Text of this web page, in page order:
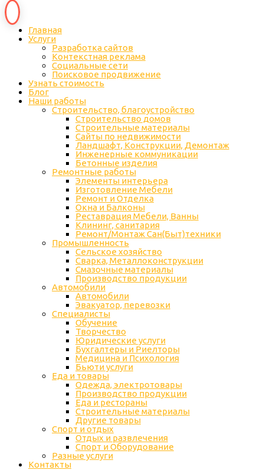
Главная
Услуги
Разработка сайтов
Контекстная реклама
Социальные сети
Поисковое продвижение
Узнать стоимость
Блог
Наши работы
Строительство, благоустройство
Строительство домов
Строительные материалы
Сайты по недвижимости
Ландшафт, Конструкции, Демонтаж
Инженерные коммуникации
Бетонные изделия
Ремонтные работы
Элементы интерьера
Изготовление Мебели
Ремонт и Отделка
Окна и Балконы
Реставрация Мебели, Ванны
Клининг, санитария
Ремонт/Монтаж Сан(Быт)техники
Промышленность
Cельское хозяйство
Сварка, Металлоконструкции
Cмазочные материалы
Производство продукции
Автомобили
Автомобили
Эвакуатор, перевозки
Специалисты
Обучение
Творчество
Юридические услуги
Бухгалтеры и Риелторы
Медицина и Психология
Бьюти услуги
Еда и товары
Одежда, электротовары
Производство продукции
Еда и рестораны
Строительные материалы
Другие товары
Спорт и отдых
Отдых и развлечения
Спорт и Оборудование
Разные услуги
Контакты